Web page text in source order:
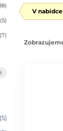
(5)
(7)
(5)
V